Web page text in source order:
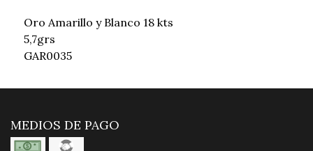
Oro Amarillo y Blanco 18 kts
5,7grs
GAR0035
MEDIOS DE PAGO